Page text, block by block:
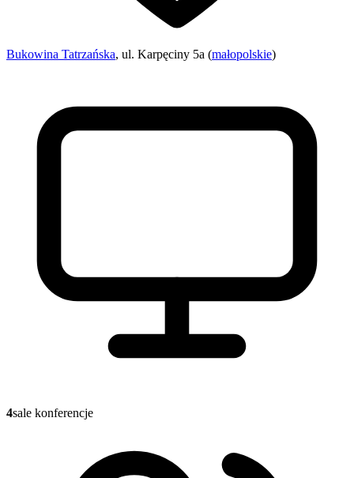
Bukowina Tatrzańska, ul. Karpęciny 5a (małopolskie)
4sale konferencje